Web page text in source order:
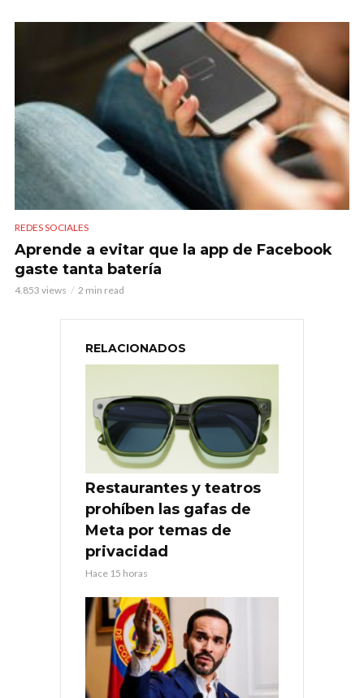
REDES SOCIALES
Aprende a evitar que la app de Facebook
gaste tanta batería
4.853 views 2 min read
RELACIONADOS
Restaurantes y teatros
prohíben las gafas de
Meta por temas de
privacidad
Hace 15 horas